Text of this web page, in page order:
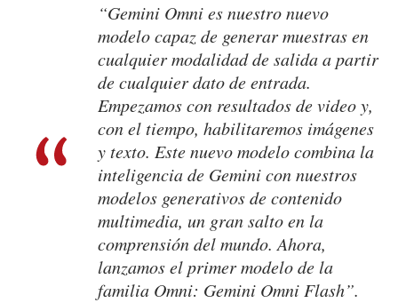
“Gemini Omni es nuestro nuevo
modelo capaz de generar muestras en
cualquier modalidad de salida a partir
de cualquier dato de entrada.
Empezamos con resultados de video y,
con el tiempo, habilitaremos imágenes
y texto. Este nuevo modelo combina la
inteligencia de Gemini con nuestros
modelos generativos de contenido
multimedia, un gran salto en la
comprensión del mundo. Ahora,
lanzamos el primer modelo de la
familia Omni: Gemini Omni Flash”.